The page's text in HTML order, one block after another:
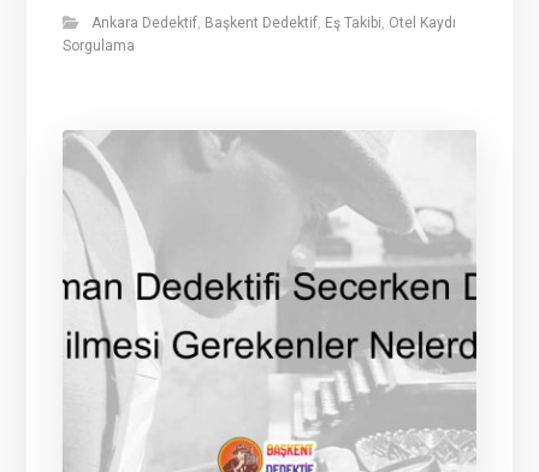
Ankara Dedektif, Başkent Dedektif, Eş Takibi, Otel Kaydı
Sorgulama